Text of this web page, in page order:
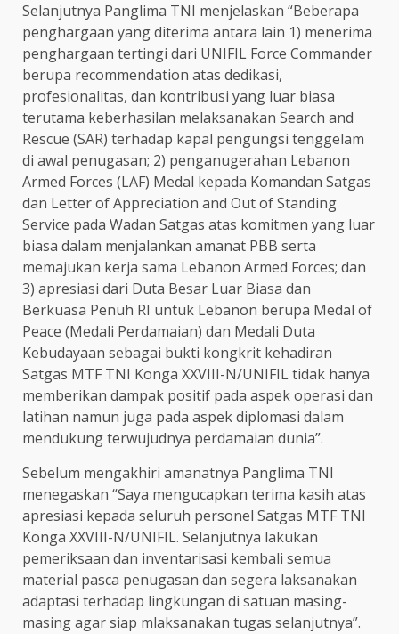
Selanjutnya Panglima TNI menjelaskan “Beberapa
penghargaan yang diterima antara lain 1) menerima
penghargaan tertingi dari UNIFIL Force Commander
berupa recommendation atas dedikasi,
profesionalitas, dan kontribusi yang luar biasa
terutama keberhasilan melaksanakan Search and
Rescue (SAR) terhadap kapal pengungsi tenggelam
di awal penugasan; 2) penganugerahan Lebanon
Armed Forces (LAF) Medal kepada Komandan Satgas
dan Letter of Appreciation and Out of Standing
Service pada Wadan Satgas atas komitmen yang luar
biasa dalam menjalankan amanat PBB serta
memajukan kerja sama Lebanon Armed Forces; dan
3) apresiasi dari Duta Besar Luar Biasa dan
Berkuasa Penuh RI untuk Lebanon berupa Medal of
Peace (Medali Perdamaian) dan Medali Duta
Kebudayaan sebagai bukti kongkrit kehadiran
Satgas MTF TNI Konga XXVIII-N/UNIFIL tidak hanya
memberikan dampak positif pada aspek operasi dan
latihan namun juga pada aspek diplomasi dalam
mendukung terwujudnya perdamaian dunia”.
Sebelum mengakhiri amanatnya Panglima TNI
menegaskan “Saya mengucapkan terima kasih atas
apresiasi kepada seluruh personel Satgas MTF TNI
Konga XXVIII-N/UNIFIL. Selanjutnya lakukan
pemeriksaan dan inventarisasi kembali semua
material pasca penugasan dan segera laksanakan
adaptasi terhadap lingkungan di satuan masing-
masing agar siap mlaksanakan tugas selanjutnya”.